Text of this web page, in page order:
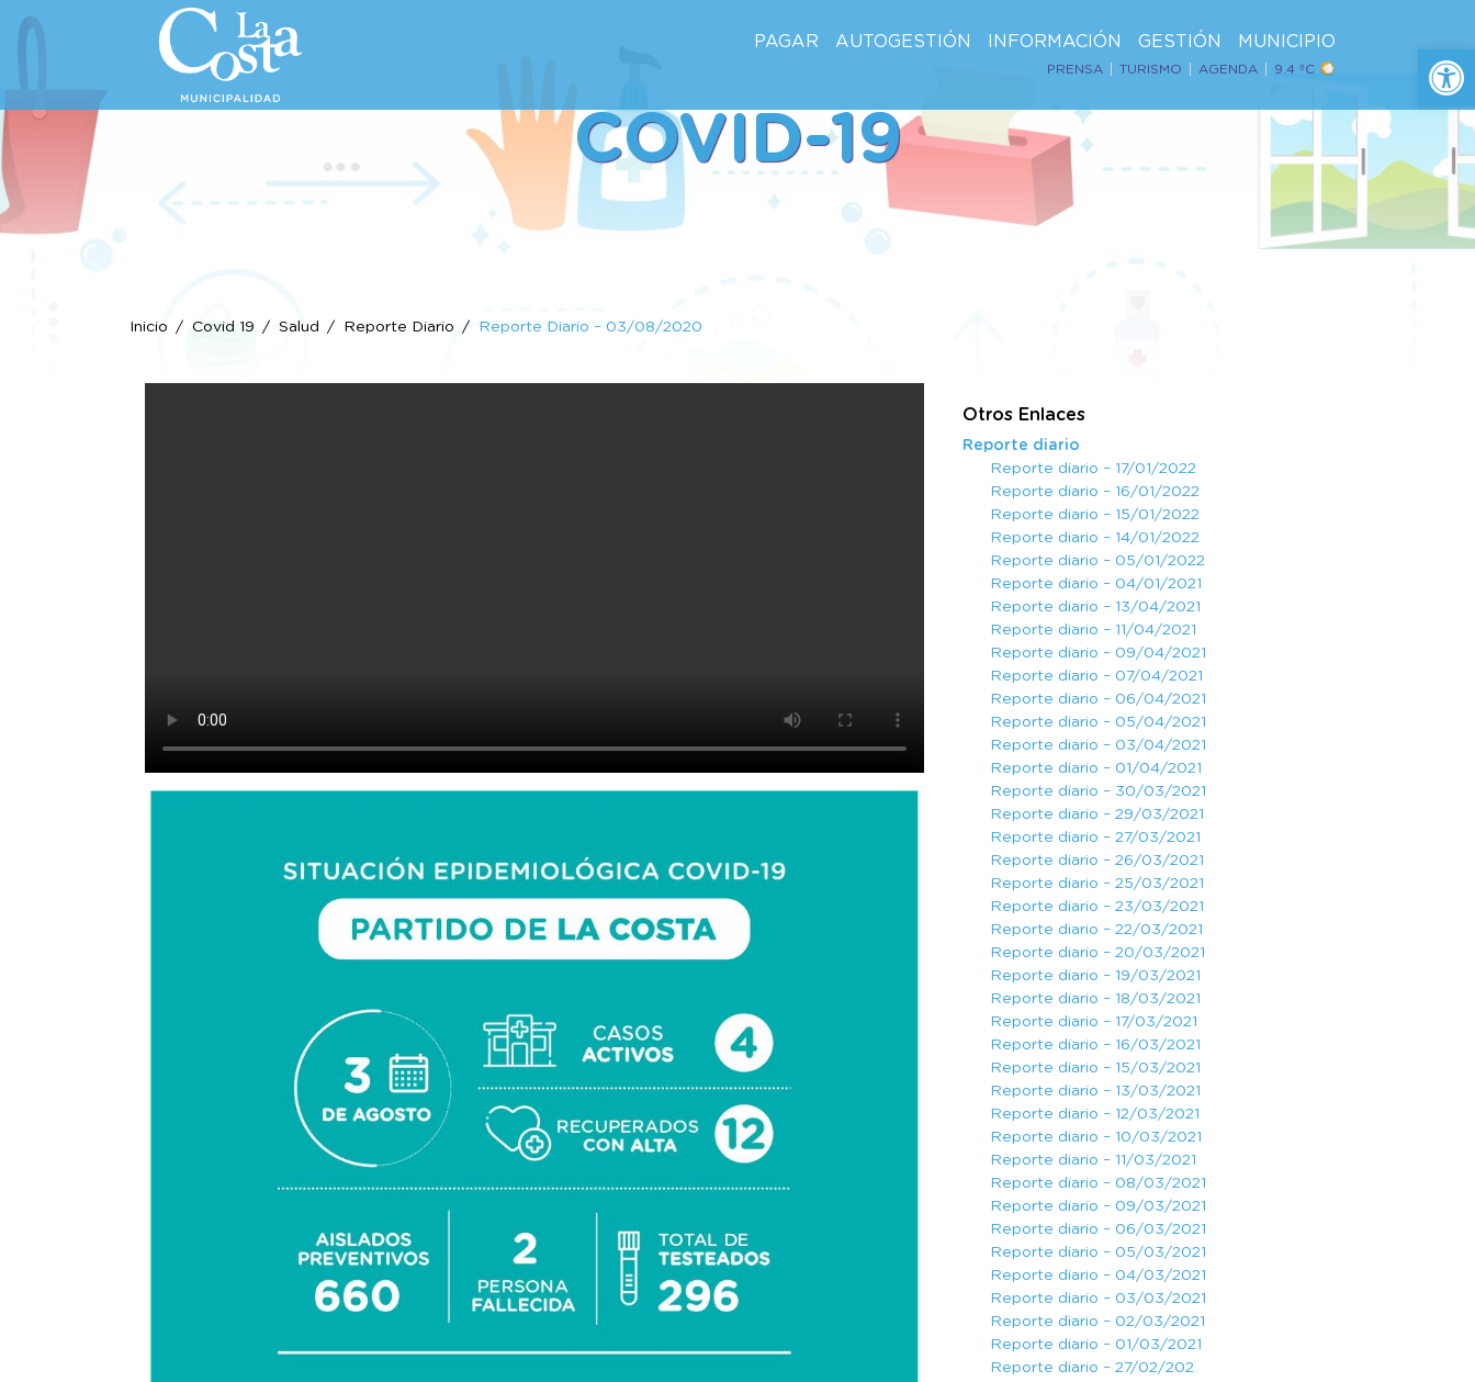
PAGAR AUTOGESTIÓN INFORMACIÓN GESTIÓN MUNICIPIO
PRENSA TURISMO AGENDA 9.4 ºC
COVID-19
Inicio Covid 19 Salud Reporte Diario Reporte Diario – 03/08/2020
Otros Enlaces
Reporte diario
Reporte diario – 17/01/2022
Reporte diario – 16/01/2022
Reporte diario – 15/01/2022
Reporte diario – 14/01/2022
Reporte diario – 05/01/2022
Reporte diario – 04/01/2021
Reporte diario – 13/04/2021
Reporte diario – 11/04/2021
Reporte diario – 09/04/2021
Reporte diario – 07/04/2021
Reporte diario – 06/04/2021
Reporte diario – 05/04/2021
Reporte diario – 03/04/2021
Reporte diario – 01/04/2021
Reporte diario – 30/03/2021
Reporte diario – 29/03/2021
Reporte diario – 27/03/2021
Reporte diario – 26/03/2021
Reporte diario – 25/03/2021
Reporte diario – 23/03/2021
Reporte diario – 22/03/2021
Reporte diario – 20/03/2021
Reporte diario – 19/03/2021
Reporte diario – 18/03/2021
Reporte diario – 17/03/2021
Reporte diario – 16/03/2021
Reporte diario – 15/03/2021
Reporte diario – 13/03/2021
Reporte diario – 12/03/2021
Reporte diario – 10/03/2021
Reporte diario – 11/03/2021
Reporte diario – 08/03/2021
Reporte diario – 09/03/2021
Reporte diario – 06/03/2021
Reporte diario – 05/03/2021
Reporte diario – 04/03/2021
Reporte diario – 03/03/2021
Reporte diario – 02/03/2021
Reporte diario – 01/03/2021
Reporte diario – 27/02/202